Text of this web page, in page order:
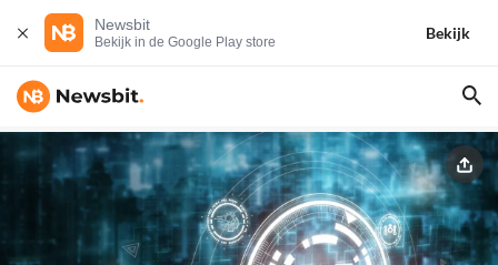
Newsbit
Bekijk in de Google Play store
Bekijk